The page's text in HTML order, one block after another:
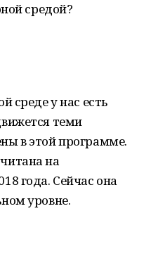
средой?
среде у нас есть
теми
в этой программе.
на
года. Сейчас она
уровне.